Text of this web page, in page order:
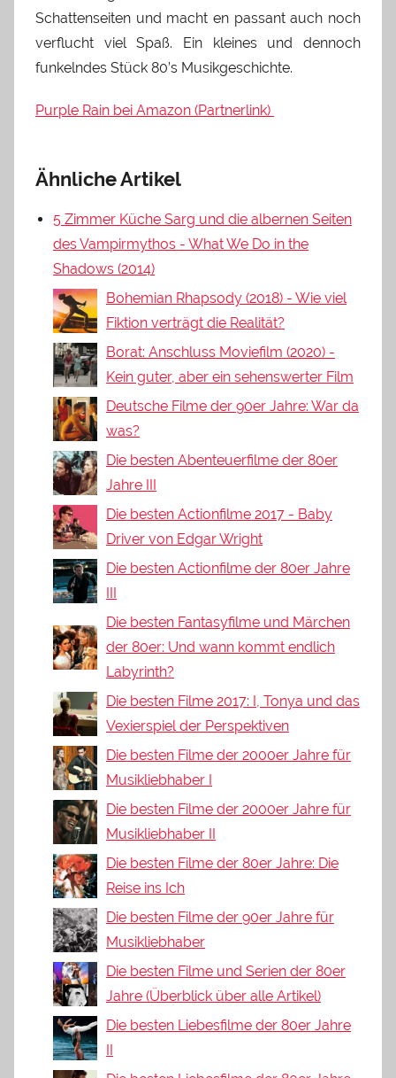
Schattenseiten und macht en passant auch noch
verflucht viel Spaß. Ein kleines und dennoch
funkelndes Stück 80’s Musikgeschichte.
Purple Rain bei Amazon (Partnerlink)
Ähnliche Artikel
5 Zimmer Küche Sarg und die albernen Seiten
des Vampirmythos - What We Do in the
Shadows (2014)
Bohemian Rhapsody (2018) - Wie viel
Fiktion verträgt die Realität?
Borat: Anschluss Moviefilm (2020) -
Kein guter, aber ein sehenswerter Film
Deutsche Filme der 90er Jahre: War da
was?
Die besten Abenteuerfilme der 80er
Jahre III
Die besten Actionfilme 2017 - Baby
Driver von Edgar Wright
Die besten Actionfilme der 80er Jahre
III
Die besten Fantasyfilme und Märchen
der 80er: Und wann kommt endlich
Labyrinth?
Die besten Filme 2017: I, Tonya und das
Vexierspiel der Perspektiven
Die besten Filme der 2000er Jahre für
Musikliebhaber I
Die besten Filme der 2000er Jahre für
Musikliebhaber II
Die besten Filme der 80er Jahre: Die
Reise ins Ich
Die besten Filme der 90er Jahre für
Musikliebhaber
Die besten Filme und Serien der 80er
Jahre (Überblick über alle Artikel)
Die besten Liebesfilme der 80er Jahre
II